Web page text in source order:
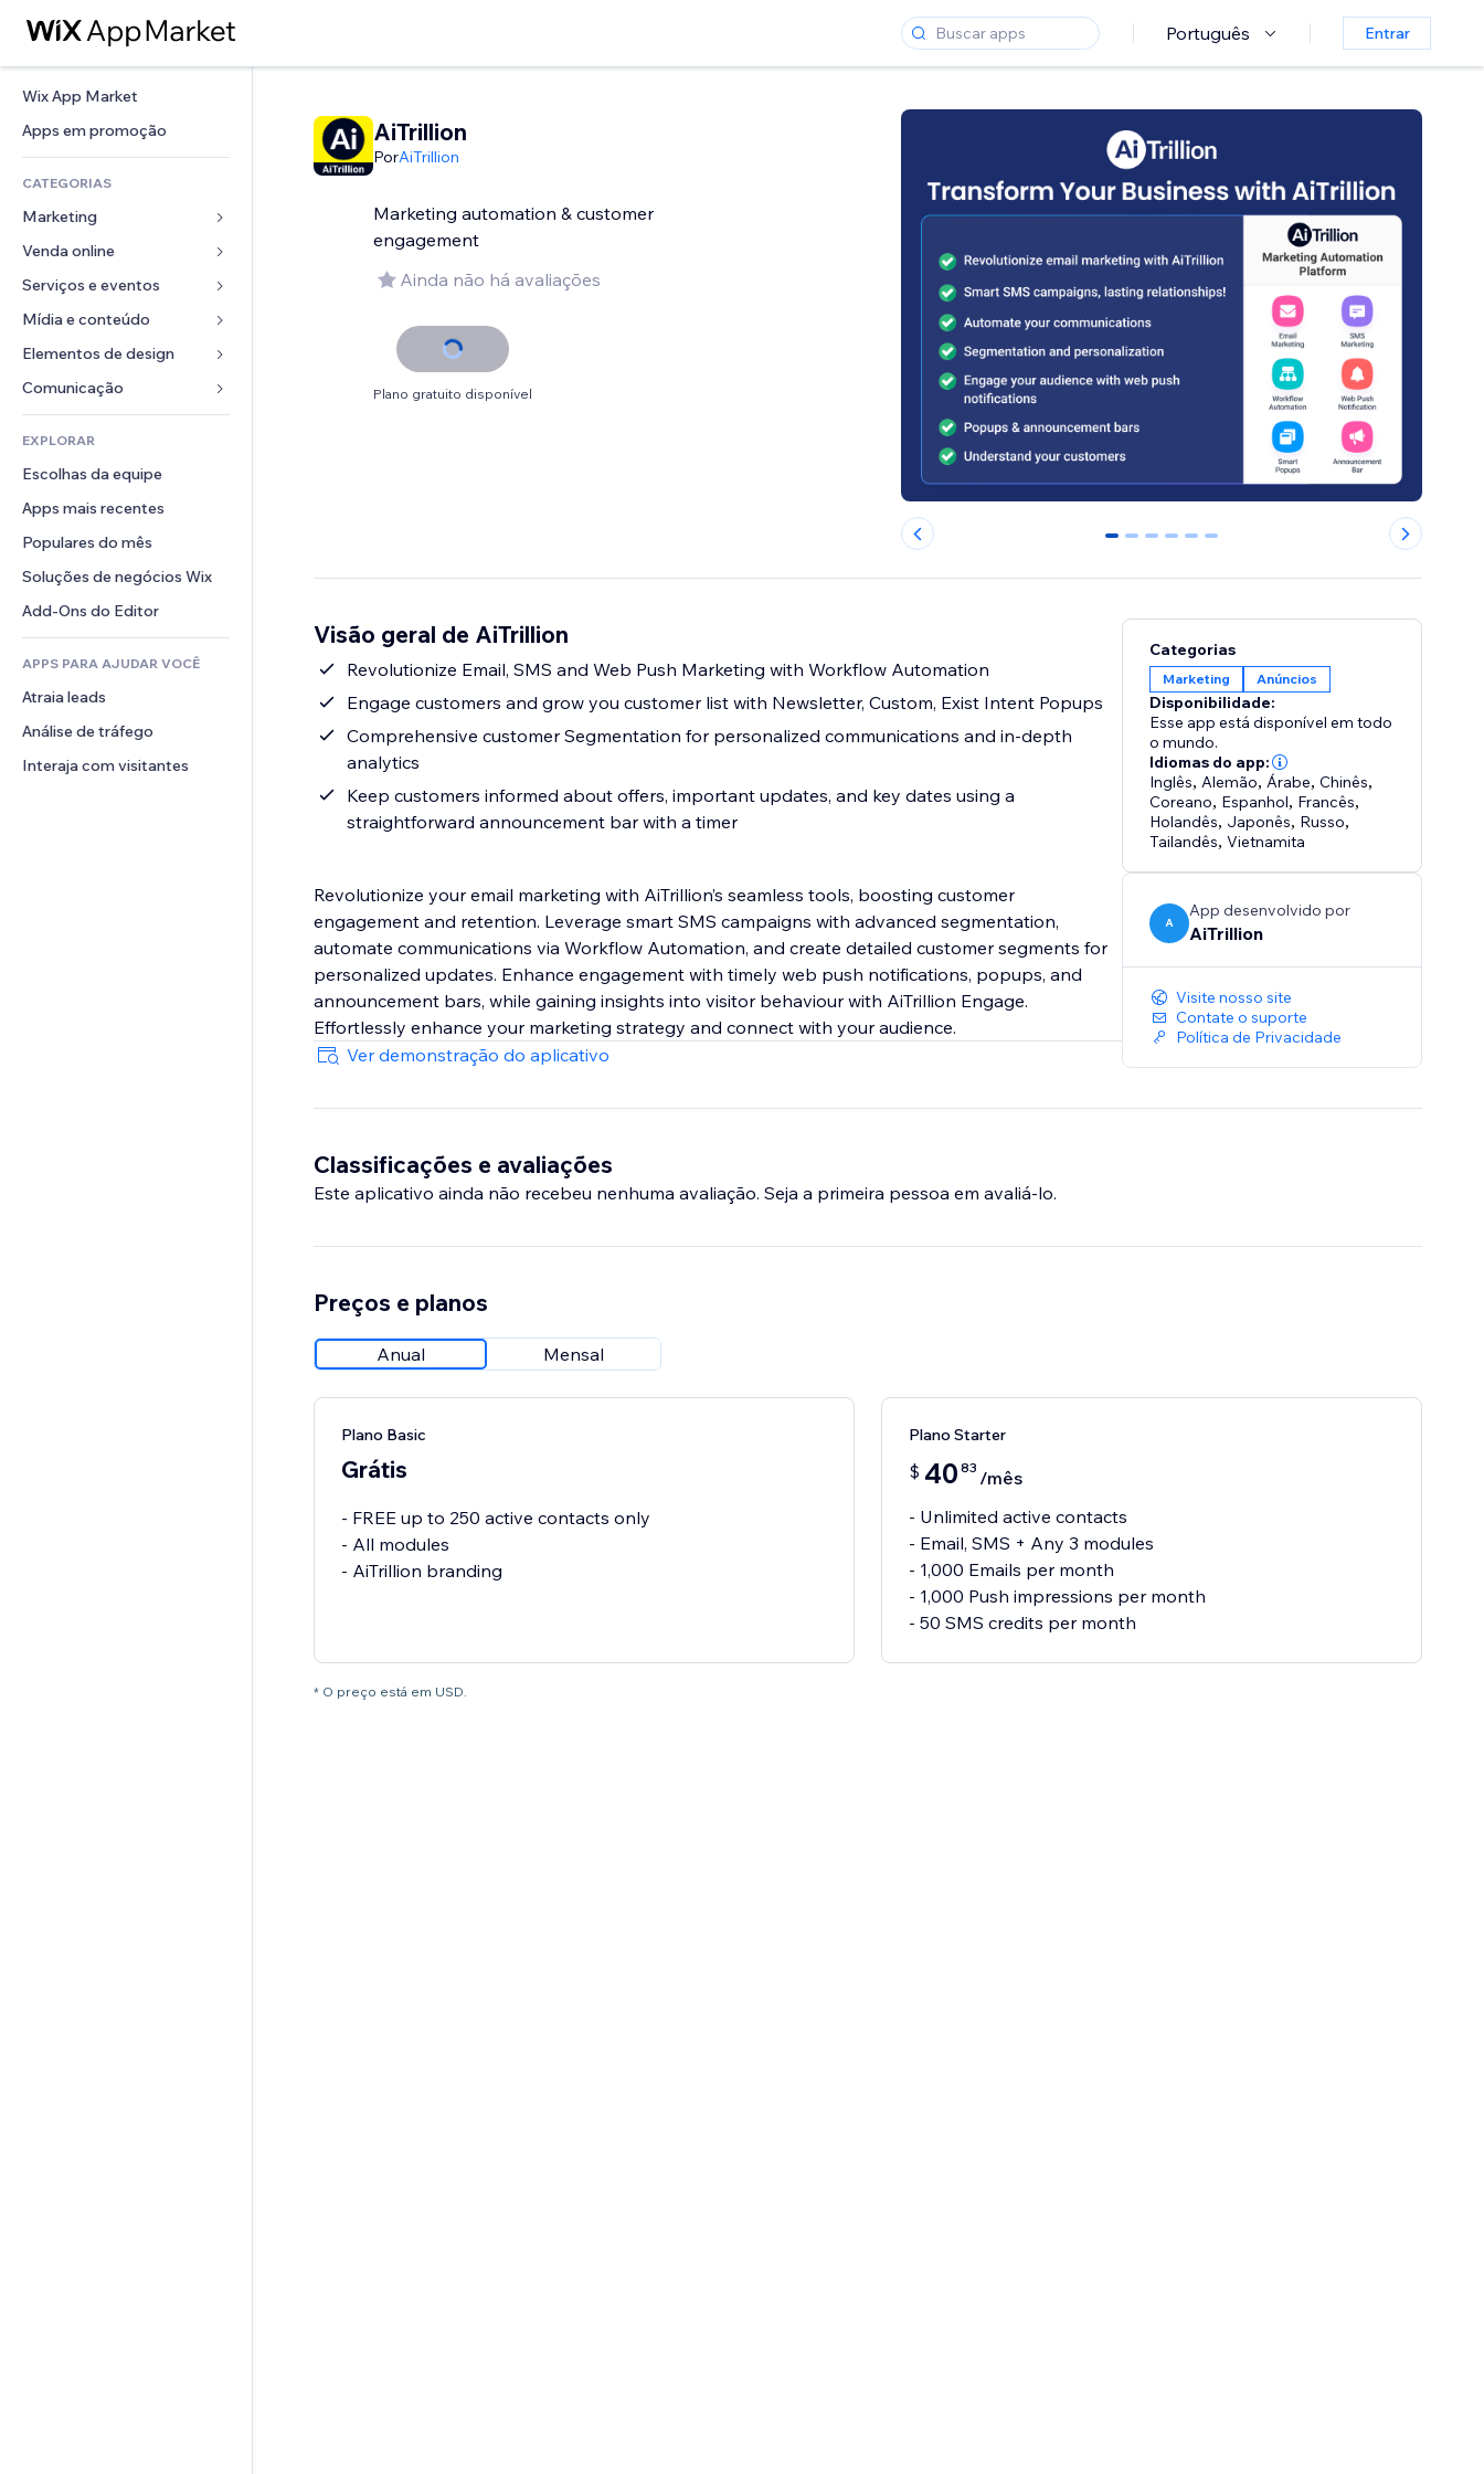
Português Entrar
Wix App Market
Apps em promoção
CATEGORIAS
Marketing
Anúncios
Mobile
Análises
Listas do site
Email
Venda online
Apps para lojas
Frete e entrega
Botões de venda
Contabilidade
Cupons e fidelidade
Soluções de armazenamento
Serviços e eventos
Hotéis
Eventos
Restaurantes
Imobiliária
Meus agendamentos
Mídia e conteúdo
Galeria
Músicas
Podcasts
Fotografia
Vídeo
PDF
Compartilhamento de arquivos
Notícias
Elementos de design
Mapas e navegação
Privacidade e segurança
Relógio
Templates de página
Efeitos de imagem
Botões e menus
Banners e selos
Calculadoras
Busca
Previsão do tempo
Tabelas e gráficos
Formulários
Enquetes
Chat
Comentários
Telefone
Comunidade
Avaliações e depoimentos
CRM
EXPLORAR
Escolhas da equipe
Apps mais recentes
Populares do mês
Soluções de negócios Wix
Add-Ons do Editor
APPS PARA AJUDAR VOCÊ
Atraia leads
Análise de tráfego
Interaja com visitantes
AiTrillion
PorAiTrillion
Marketing automation & customer
engagement
Ainda não há avaliações
Plano gratuito disponível
0 1 2 3 4 5
Visão geral de AiTrillion
Revolutionize Email, SMS and Web Push Marketing with Workflow Automation
Engage customers and grow you customer list with Newsletter, Custom, Exist Intent Popups
Comprehensive customer Segmentation for personalized communications and in-depth
analytics
Keep customers informed about offers, important updates, and key dates using a
straightforward announcement bar with a timer
Revolutionize your email marketing with AiTrillion’s seamless tools, boosting customer
engagement and retention. Leverage smart SMS campaigns with advanced segmentation,
automate communications via Workflow Automation, and create detailed customer segments for
personalized updates. Enhance engagement with timely web push notifications, popups, and
announcement bars, while gaining insights into visitor behaviour with AiTrillion Engage.
Effortlessly enhance your marketing strategy and connect with your audience.
Ver demonstração do aplicativo
Categorias
Marketing Anúncios
Disponibilidade:
Esse app está disponível em todo
o mundo.
Idiomas do app:
Inglês, Alemão, Árabe,Chinês,
Coreano, Espanhol, Francês,
Holandês, Japonês, Russo,
Tailandês,Vietnamita
A
App desenvolvido por
AiTrillion
Visite nosso site
Contate o suporte
Política de Privacidade
Classificações e avaliações
Este aplicativo ainda não recebeu nenhuma avaliação. Seja a primeira pessoa em avaliá-lo.
Preços e planos
Anual Mensal
Plano Basic
Grátis
- FREE up to 250 active contacts only
- All modules
- AiTrillion branding
Plano Starter
$ 40 83 /mês
- Unlimited active contacts
- Email, SMS + Any 3 modules
- 1,000 Emails per month
- 1,000 Push impressions per month
- 50 SMS credits per month
* O preço está em USD.